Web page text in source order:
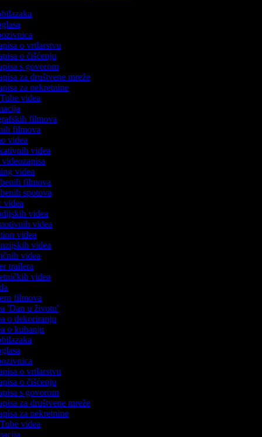
o vrtlarstvu
o čišćenju
s govorom
za društvene mreže
za nekretnine
videa
filmova
filmova
videa
videa
videa
filmova
spotova
videa
videa
videa
videa
videa
videa
trailera
videa
filmova
'Dan u životu'
o dekoriranju
o kuhanju
o vrtlarstvu
o čišćenju
s govorom
za društvene mreže
za nekretnine
videa